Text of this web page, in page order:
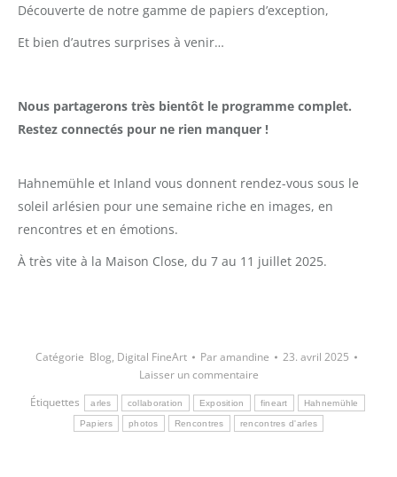
Découverte de notre gamme de papiers d’exception,
Et bien d’autres surprises à venir…
Nous partagerons très bientôt le programme complet.
Restez connectés pour ne rien manquer !
Hahnemühle et Inland vous donnent rendez-vous sous le
soleil arlésien pour une semaine riche en images, en
rencontres et en émotions.
À très vite à la Maison Close, du 7 au 11 juillet 2025.
Catégorie Blog, Digital FineArt Paramandine
23. avril 2025
Laisser un commentaire
Étiquettes
arles collaboration Exposition fineart Hahnemühle
Papiers photos Rencontres rencontres d'arles